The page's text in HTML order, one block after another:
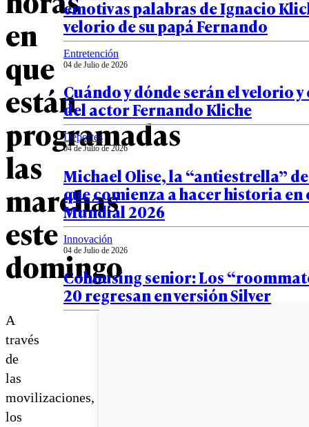
en
que
están
programadas
las
marchas
este
domingo
A
través
de
las
movilizaciones,
los
emotivas palabras de Ignacio
velorio de su papá Fernando
Entretención
04 de Julio de 2026
Cuándo y dónde serán el velorio
del actor Fernando Kliche
Deportes
04 de Julio de 2026
Michael Olise, la “antiestrella”
que comienza a hacer historia en
Mundial 2026
Innovación
04 de Julio de 2026
Cohousing senior: Los
20 regresan en versión Silver